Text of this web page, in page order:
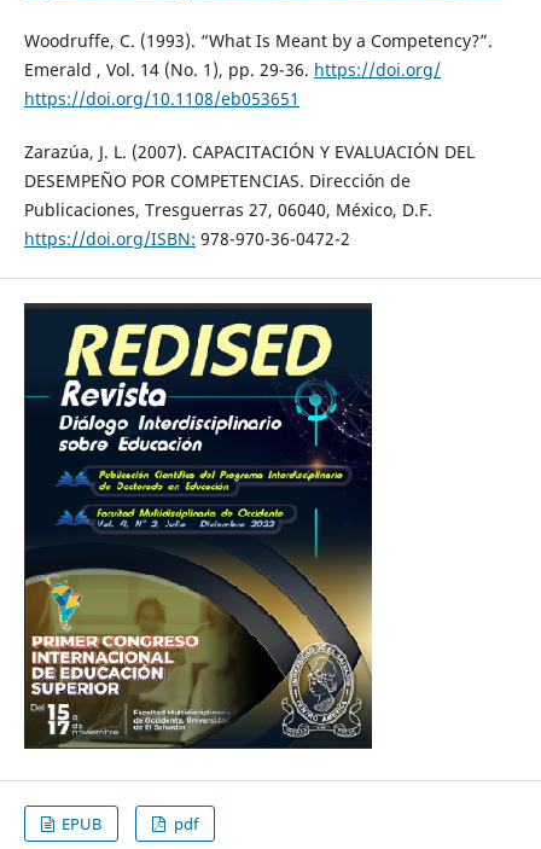
Woodruffe, C. (1993). “What Is Meant by a Competency?”.
Emerald , Vol. 14 (No. 1), pp. 29-36. https://doi.org/
https://doi.org/10.1108/eb053651
Zarazúa, J. L. (2007). CAPACITACIÓN Y EVALUACIÓN DEL
DESEMPEÑO POR COMPETENCIAS. Dirección de
Publicaciones, Tresguerras 27, 06040, México, D.F.
https://doi.org/ISBN: 978-970-36-0472-2
EPUB pdf